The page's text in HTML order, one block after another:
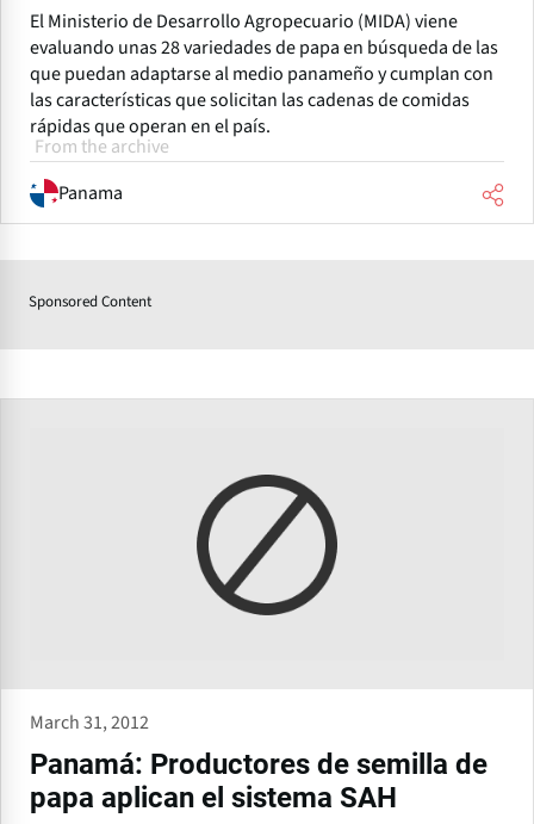
El Ministerio de Desarrollo Agropecuario (MIDA) viene
evaluando unas 28 variedades de papa en búsqueda de las
que puedan adaptarse al medio panameño y cumplan con
las características que solicitan las cadenas de comidas
rápidas que operan en el país.
From the archive
Panama
Sponsored Content
March 31, 2012
Panamá: Productores de semilla de
papa aplican el sistema SAH